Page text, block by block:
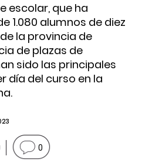
escolar, que ha
1.080 alumnos de diez
la provincia de
de plazas de
sido las principales
día del curso en la
0